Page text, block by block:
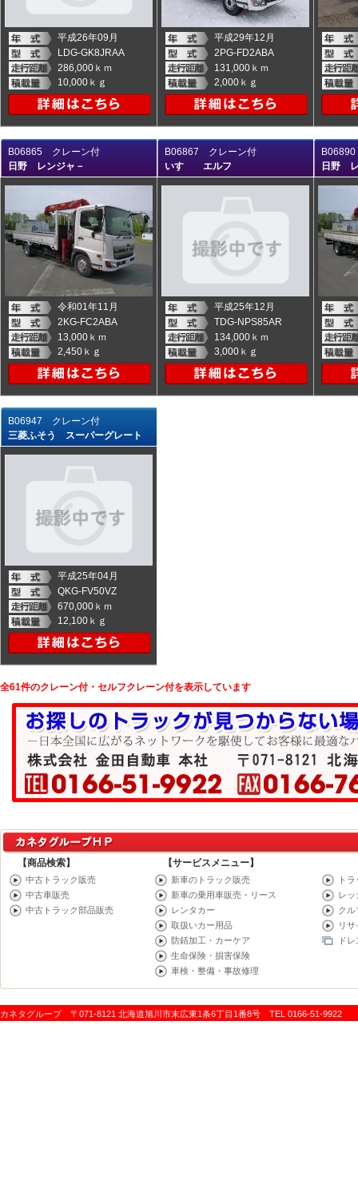
平成26年09月
LDG-GK8JRAA
286,000ｋｍ
10,000ｋｇ
平成29年12月
2PG-FD2ABA
131,000ｋｍ
2,000ｋｇ
B06865 クレーン付
日野 レンジャ－
令和01年11月
2KG-FC2ABA
13,000ｋｍ
2,450ｋｇ
B06867 クレーン付
いすゞ エルフ
平成25年12月
TDG-NPS85AR
134,000ｋｍ
3,000ｋｇ
日野
B06947 クレーン付
三菱ふそう スーパーグレート
平成25年04月
QKG-FV50VZ
670,000ｋｍ
12,100ｋｇ
全61件のクレーン付・セルフクレーン付を表示しています
【商品検索】
中古トラック販売
中古車販売
中古トラック部品販売
【サービスメニュー】
新車のトラック販売
新車の乗用車販売・リース
レンタカー
取扱いカー用品
防錆加工・カーケア
生命保険・損害保険
車検・整備・事故修理
ト
レッ
クル
リ
ド
カネタグループ 〒071-8121 北海道旭川市末広東1条6丁目1番8号 TEL 0166-51-9922